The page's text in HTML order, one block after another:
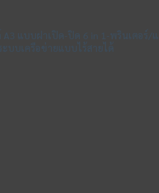
A3 แบบฝาเปิด-ปิด 6 in 1-พรินเตอ
บบเครือข่ายแบบไร้สายได้